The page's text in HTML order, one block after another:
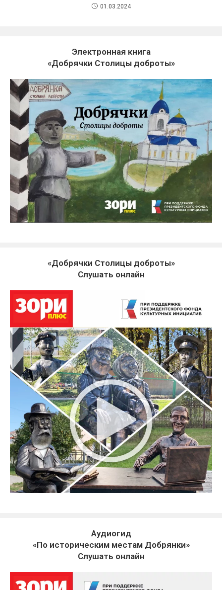
01.03.2024
Электронная книга
«Добрячки Столицы доброты»
«Добрячки Столицы доброты»
Слушать онлайн
Аудиогид
«По историческим местам Добрянки»
Слушать онлайн